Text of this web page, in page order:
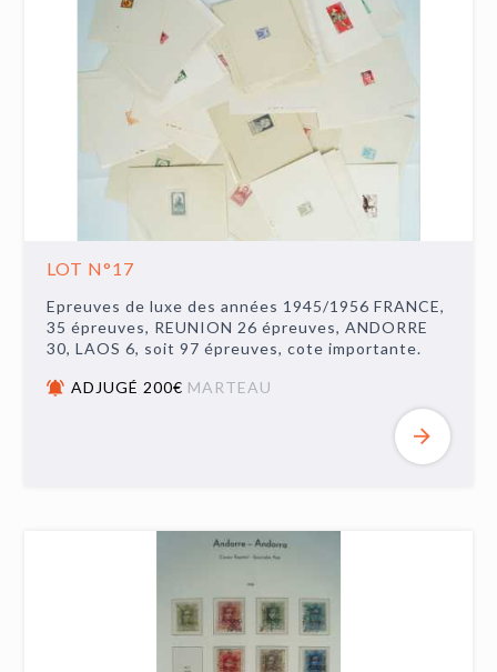
LOT N°17
Epreuves de luxe des années 1945/1956 FRANCE,
35 épreuves, REUNION 26 épreuves, ANDORRE
30, LAOS 6, soit 97 épreuves, cote importante.
ADJUGÉ 200€ MARTEAU